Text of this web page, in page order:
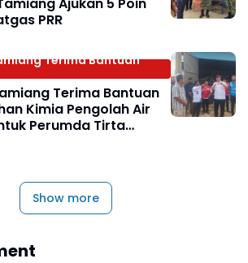
PRR
Terima Bantuan
Terima Bantuan
Kimia Pengolah Air
Perumda Tirta
Show more